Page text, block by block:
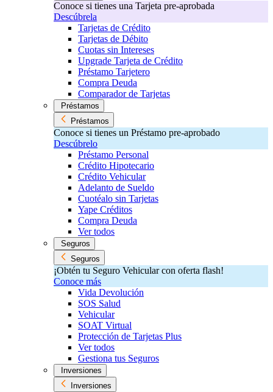
Conoce si tienes una Tarjeta pre-aprobada
Descúbrela
Tarjetas de Crédito
Tarjetas de Débito
Cuotas sin Intereses
Upgrade Tarjeta de Crédito
Préstamo Tarjetero
Compra Deuda
Comparador de Tarjetas
Préstamos
Préstamos
Conoce si tienes un Préstamo pre-aprobado
Descúbrelo
Préstamo Personal
Crédito Hipotecario
Crédito Vehicular
Adelanto de Sueldo
Cuotéalo sin Tarjetas
Yape Créditos
Compra Deuda
Ver todos
Seguros
Seguros
¡Obtén tu Seguro Vehicular con oferta flash!
Conoce más
Vida Devolución
SOS Salud
Vehicular
SOAT Virtual
Protección de Tarjetas Plus
Ver todos
Gestiona tus Seguros
Inversiones
Inversiones